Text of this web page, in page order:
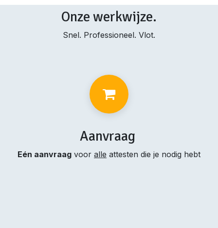
Onze werkwijze.
Snel. Professioneel. Vlot.
Aanvraag
Eén aanvraag voor alle attesten die je nodig hebt